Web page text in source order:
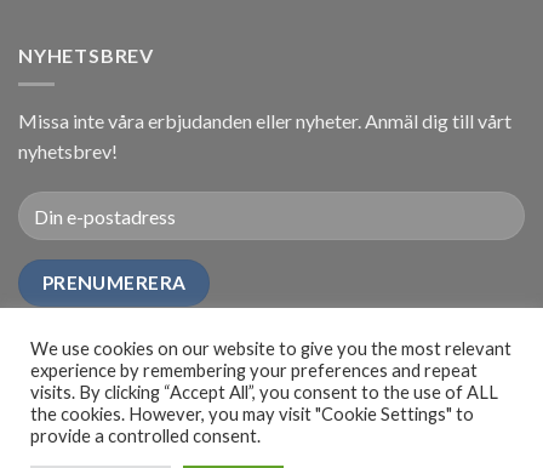
NYHETSBREV
Missa inte våra erbjudanden eller nyheter. Anmäl dig till vårt
nyhetsbrev!
We use cookies on our website to give you the most relevant
experience by remembering your preferences and repeat
visits. By clicking “Accept All”, you consent to the use of ALL
the cookies. However, you may visit "Cookie Settings" to
provide a controlled consent.